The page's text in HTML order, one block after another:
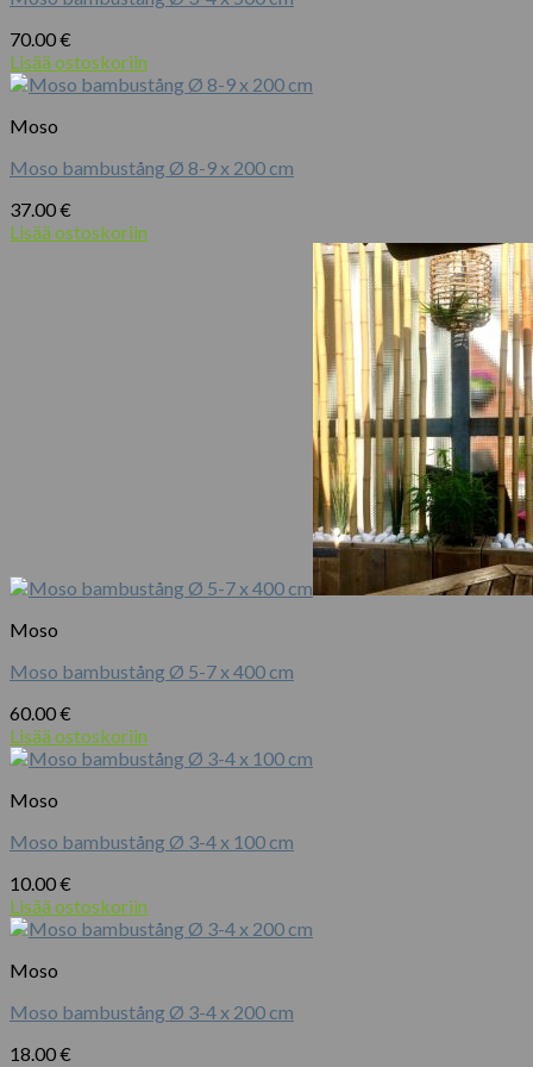
70.00€
Lisää ostoskoriin
Moso
Moso bambustång Ø 8-9 x 200 cm
37.00€
Lisää ostoskoriin
Moso
Moso bambustång Ø 5-7 x 400 cm
60.00€
Lisää ostoskoriin
Moso
Moso bambustång Ø 3-4 x 100 cm
10.00€
Lisää ostoskoriin
Moso
Moso bambustång Ø 3-4 x 200 cm
18.00€